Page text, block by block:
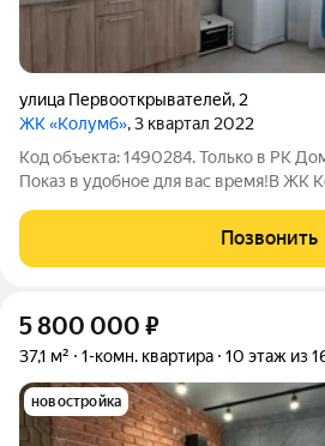
улица Первооткрывателей, 2
ЖК «Колумб», 3 квартал 2022
Код объекта: 1490284. Только в РК
Показ в удобное для вас время!В ЖК
Квартира с современным ремонтом,
мебель и бытовая техника. Новый
Позвонить
5 800 000 ₽
37,1 м² 1-комн. квартира 10 этаж из
новостройка